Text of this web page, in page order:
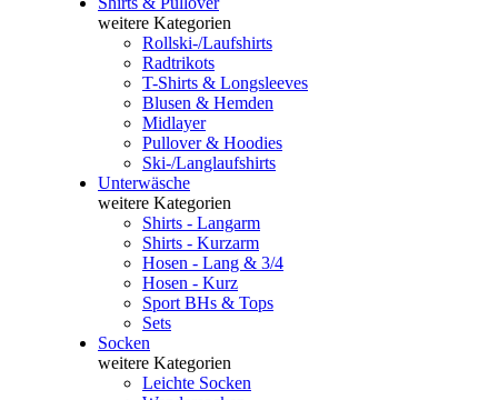
weitere Kategorien
Rollski-/Laufshirts
Radtrikots
T-Shirts & Longsleeves
Blusen & Hemden
Midlayer
Pullover & Hoodies
Ski-/Langlaufshirts
Unterwäsche
weitere Kategorien
Shirts - Langarm
Shirts - Kurzarm
Hosen - Lang & 3/4
Hosen - Kurz
Sport BHs & Tops
Sets
Socken
weitere Kategorien
Leichte Socken